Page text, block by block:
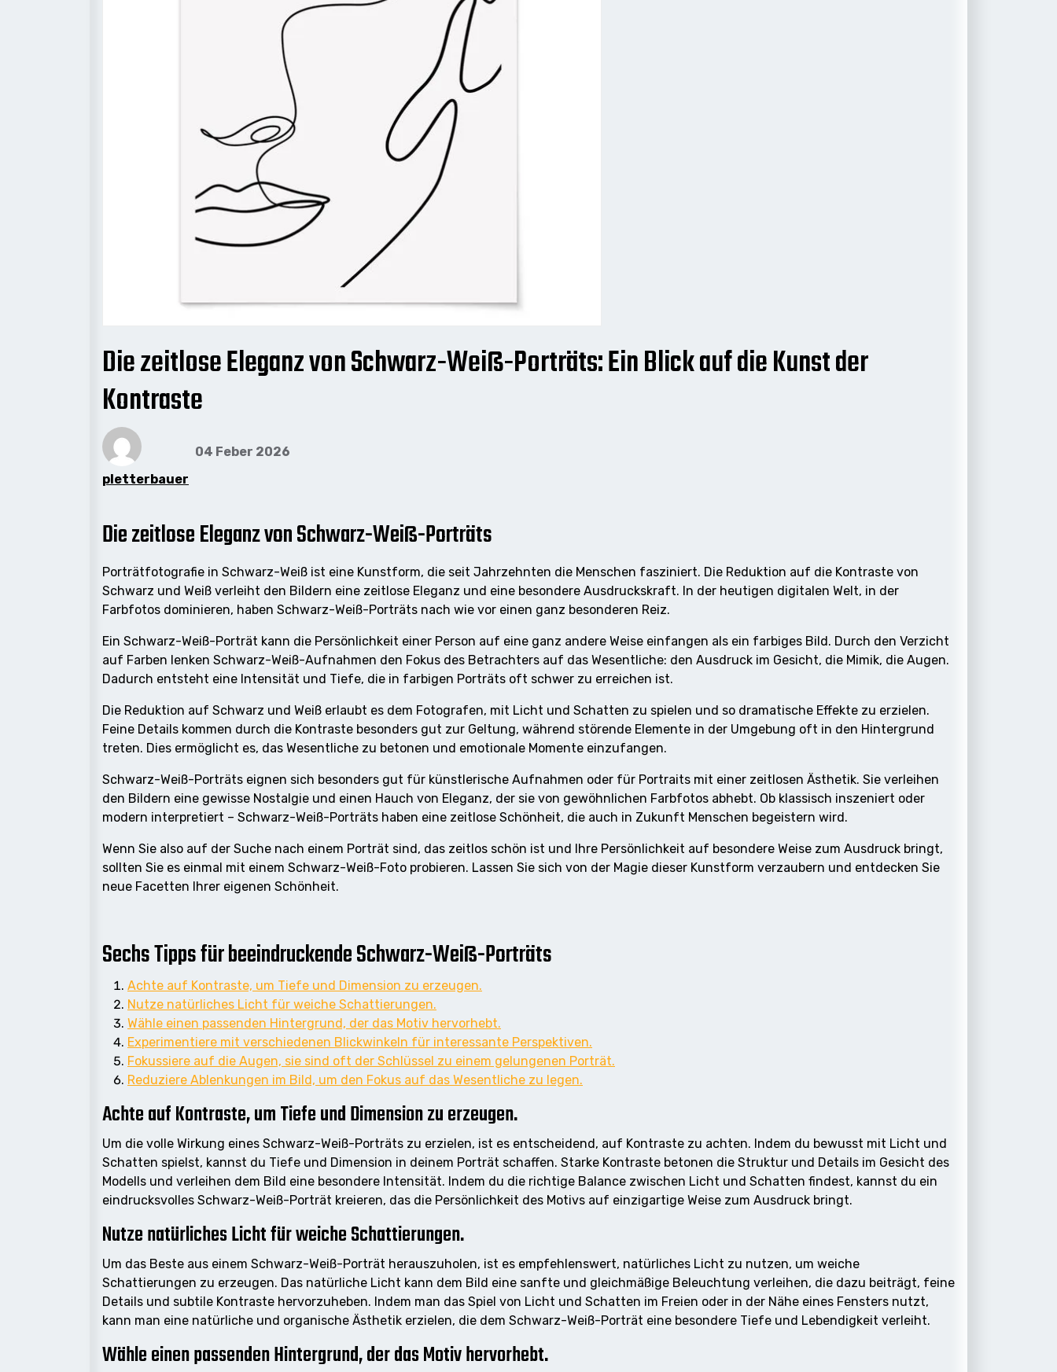
Die zeitlose Eleganz von Schwarz-Weiß-Porträts: Ein Blick auf die Kunst der
Kontraste
pletterbauer
04 Feber 2026
Die zeitlose Eleganz von Schwarz-Weiß-Porträts
Porträtfotografie in Schwarz-Weiß ist eine Kunstform, die seit Jahrzehnten die Menschen fasziniert. Die Reduktion auf die Kontraste von
Schwarz und Weiß verleiht den Bildern eine zeitlose Eleganz und eine besondere Ausdruckskraft. In der heutigen digitalen Welt, in der
Farbfotos dominieren, haben Schwarz-Weiß-Porträts nach wie vor einen ganz besonderen Reiz.
Ein Schwarz-Weiß-Porträt kann die Persönlichkeit einer Person auf eine ganz andere Weise einfangen als ein farbiges Bild. Durch den Verzicht
auf Farben lenken Schwarz-Weiß-Aufnahmen den Fokus des Betrachters auf das Wesentliche: den Ausdruck im Gesicht, die Mimik, die Augen.
Dadurch entsteht eine Intensität und Tiefe, die in farbigen Porträts oft schwer zu erreichen ist.
Die Reduktion auf Schwarz und Weiß erlaubt es dem Fotografen, mit Licht und Schatten zu spielen und so dramatische Effekte zu erzielen.
Feine Details kommen durch die Kontraste besonders gut zur Geltung, während störende Elemente in der Umgebung oft in den Hintergrund
treten. Dies ermöglicht es, das Wesentliche zu betonen und emotionale Momente einzufangen.
Schwarz-Weiß-Porträts eignen sich besonders gut für künstlerische Aufnahmen oder für Portraits mit einer zeitlosen Ästhetik. Sie verleihen
den Bildern eine gewisse Nostalgie und einen Hauch von Eleganz, der sie von gewöhnlichen Farbfotos abhebt. Ob klassisch inszeniert oder
modern interpretiert – Schwarz-Weiß-Porträts haben eine zeitlose Schönheit, die auch in Zukunft Menschen begeistern wird.
Wenn Sie also auf der Suche nach einem Porträt sind, das zeitlos schön ist und Ihre Persönlichkeit auf besondere Weise zum Ausdruck bringt,
sollten Sie es einmal mit einem Schwarz-Weiß-Foto probieren. Lassen Sie sich von der Magie dieser Kunstform verzaubern und entdecken Sie
neue Facetten Ihrer eigenen Schönheit.
Sechs Tipps für beeindruckende Schwarz-Weiß-Porträts
Achte auf Kontraste, um Tiefe und Dimension zu erzeugen.
Nutze natürliches Licht für weiche Schattierungen.
Wähle einen passenden Hintergrund, der das Motiv hervorhebt.
Experimentiere mit verschiedenen Blickwinkeln für interessante Perspektiven.
Fokussiere auf die Augen, sie sind oft der Schlüssel zu einem gelungenen Porträt.
Reduziere Ablenkungen im Bild, um den Fokus auf das Wesentliche zu legen.
Achte auf Kontraste, um Tiefe und Dimension zu erzeugen.
Um die volle Wirkung eines Schwarz-Weiß-Porträts zu erzielen, ist es entscheidend, auf Kontraste zu achten. Indem du bewusst mit Licht und
Schatten spielst, kannst du Tiefe und Dimension in deinem Porträt schaffen. Starke Kontraste betonen die Struktur und Details im Gesicht des
Modells und verleihen dem Bild eine besondere Intensität. Indem du die richtige Balance zwischen Licht und Schatten findest, kannst du ein
eindrucksvolles Schwarz-Weiß-Porträt kreieren, das die Persönlichkeit des Motivs auf einzigartige Weise zum Ausdruck bringt.
Nutze natürliches Licht für weiche Schattierungen.
Um das Beste aus einem Schwarz-Weiß-Porträt herauszuholen, ist es empfehlenswert, natürliches Licht zu nutzen, um weiche
Schattierungen zu erzeugen. Das natürliche Licht kann dem Bild eine sanfte und gleichmäßige Beleuchtung verleihen, die dazu beiträgt, feine
Details und subtile Kontraste hervorzuheben. Indem man das Spiel von Licht und Schatten im Freien oder in der Nähe eines Fensters nutzt,
kann man eine natürliche und organische Ästhetik erzielen, die dem Schwarz-Weiß-Porträt eine besondere Tiefe und Lebendigkeit verleiht.
Wähle einen passenden Hintergrund, der das Motiv hervorhebt.